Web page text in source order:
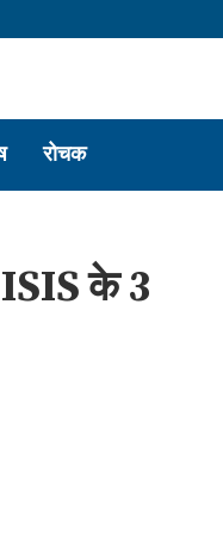
रोचक
ISIS के 3